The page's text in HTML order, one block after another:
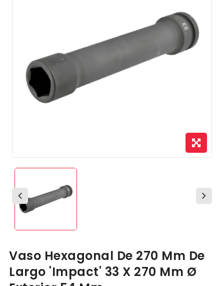
Vaso Hexagonal De 270 Mm De
Largo 'Impact' 33 X 270 Mm Ø